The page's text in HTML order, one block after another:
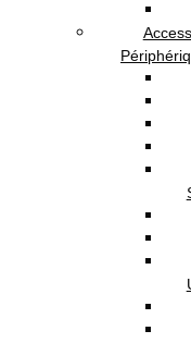
HAUT
E ZQS4290
Double haut-
Puissance
Connexion
Fonction
Éclairage RGB
Lecture via :
Carte TF